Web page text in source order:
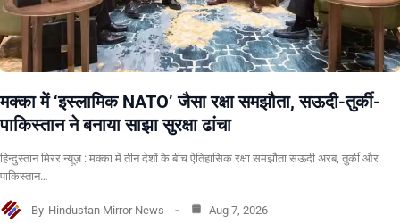
मक्का में ‘इस्लामिक NATO’ जैसा रक्षा समझौता, सऊदी-तुर्की-
पाकिस्तान ने बनाया साझा सुरक्षा ढांचा
हिन्दुस्तान मिरर न्यूज़ : मक्का में तीन देशों के बीच ऐतिहासिक रक्षा समझौता सऊदी अरब, तुर्की और
पाकिस्तान…
By Hindustan Mirror News Aug 7, 2026